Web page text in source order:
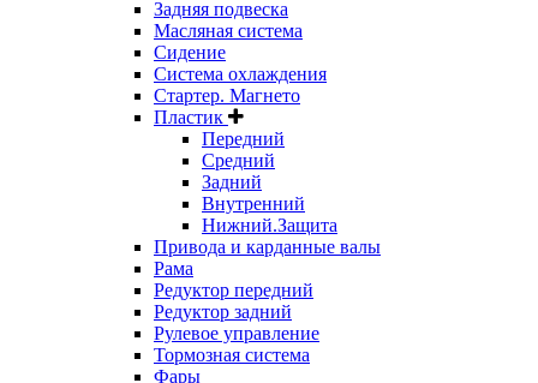
Задняя подвеска
Масляная система
Сидение
Система охлаждения
Стартер. Магнето
Пластик
Передний
Средний
Задний
Внутренний
Нижний.Защита
Привода и карданные валы
Рама
Редуктор передний
Редуктор задний
Рулевое управление
Тормозная система
Фары